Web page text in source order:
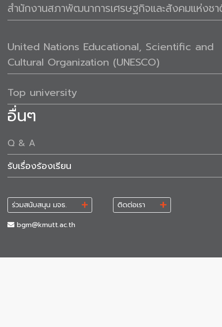
สำนักงานสภาพัฒนาการเศรษฐกิจและสังคมแห่งช
United Nations Educational, Scientific and
Cultural Organization (UNESCO)
Top university
อื่นๆ
Q & A
รับเรื่องร้องเรียน
ร่วมสนับสนุน มจธ.
ติดต่อเรา
bgm@kmutt.ac.th